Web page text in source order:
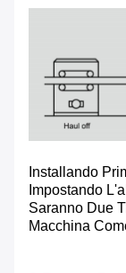
Installando
Impostando
Saranno Due
Macchina